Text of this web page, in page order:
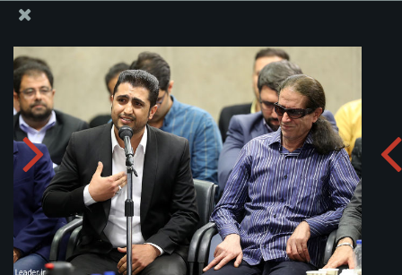
İslam İnqilabının Ali Rəhbəri ədib, müəllim və şairlərdən
bir qrupu ilə görüşdü
Albomu yüklə: